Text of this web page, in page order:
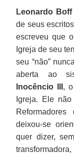
Leonardo Boff
de seus
escreveu que
Igreja de seu
seu “não”
aberta ao
Inocêncio III , o
Igreja. Ele
deixou-se
quer dizer,